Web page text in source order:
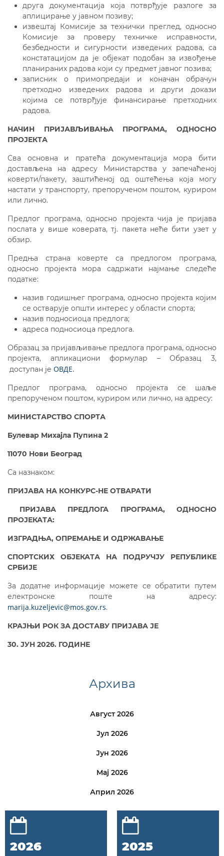
друга документација која потврђује разлоге за
аплицирање у јавном позиву;
извештај Комисије за технички преглед, односно
Комисије за проверу техничке исправности,
безбедности и сигурности изведених радова, са
констатацијом да је објекат подобан за извођење
планираних радова који су предмет јавног позива;
записник о примопредаји и коначан обрачун
претходно изведених радова и други докази
којима се потврђује финансирање претходних
радова.
НАЧИН ПРИЈАВЉИВАЊА ПРОГРАМА, ОДНОСНО
ПРОЈЕКТА
Сва основна и пратећа документација мора бити
достављена на адресу Министарства у запечаћеној
коверти/пакету, заштићеној од оштећења која могу
настати у транспорту, препорученом поштом, куриром
или лично.
Предлог програма, односно пројекта чија је пријава
послата у више коверата, тј. пакета неће бити узет у
обзир.
Предња страна коверте са предлогом програма,
односно пројекта мора садржати најмање следеће
податке:
назив годишњег програма, односно пројекта којим
се остварује општи интерес у области спорта;
назив подносиоца предлога;
адреса подносиоца предлога.
Образац за пријављивање предлога програма, односно
пројекта, апликациони формулар – Образац 3,
доступан је ОВДЕ.
Предлог програма, односно пројекта се шаље
препорученом поштом, куриром или лично, на адресу:
МИНИСТАРСТВО СПОРТА
Булевар Михајла Пупина 2
11070 Нови Београд
Са назнаком:
ПРИЈАВА НА КОНКУРС-НЕ ОТВАРАТИ
ПРИЈАВА ПРЕДЛОГА ПРОГРАМА,
ОДНОСНО
ПРОЈЕКАТА:
ИЗГРАДЊА, ОПРЕМАЊЕ И ОДРЖАВАЊЕ
СПОРТСКИХ ОБЈЕКАТА НА ПОДРУЧЈУ РЕПУБЛИКЕ
СРБИЈЕ
За додатне информације можете се обратити путем
електронске поште на адресу:
marija.kuzeljevic@mos.gov.rs.
КРАЈЊИ РОК ЗА ДОСТАВУ ПРИЈАВА ЈЕ
30. ЈУН 2026. ГОДИНЕ
Архива
Август 2026
Јул 2026
Јун 2026
Мај 2026
Април 2026
2026 2025